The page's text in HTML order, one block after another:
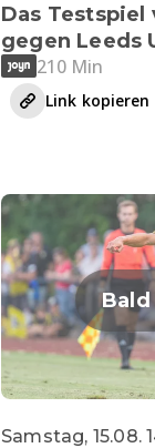
Das Testspiel
gegen Leeds
210 Min
Link kopieren
Samstag, 15.08.